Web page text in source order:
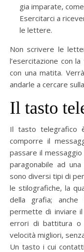
gia imparate,
Esercitarci a
le lettere.
Non scrivere le
l’esercitazione con
con una matita.
andarle a cercare
Il tasto
Il tasto telegrafico
comporre il
passare il
paragonabile ad
sono diversi tipi di
le stilografiche, la
della grafia;
permette di inviare
errori di battitura o
velocità migliori,
Un tasto i cui